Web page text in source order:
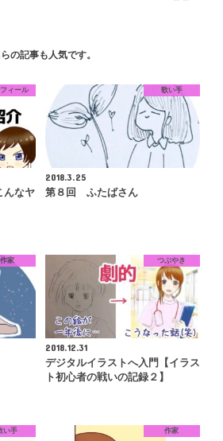
の記事も人気です。
ィール
んなヤ
歌い手
2018.3.25
第８回 ふたばさん
作家 つぶやき
2018.12.31
デジタルイラストへ入門【イラス
ト初心者の戦いの記録２】
い手 作家